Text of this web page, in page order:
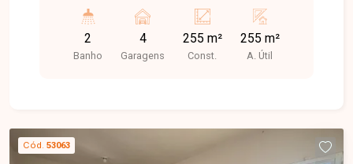
de grande fluxo, oferece ótima visibilidade e
praticidade, sendo ideal para empresas que
buscam destaque e fácil acesso. Galpão
banheiros, arquivo, copa e 01 porta de aço. O
imóvel conta ainda com estacionamento frontal
2
Banho
4
Garagens
255 m²
Const.
255 m²
A. Útil
Cód. 53063